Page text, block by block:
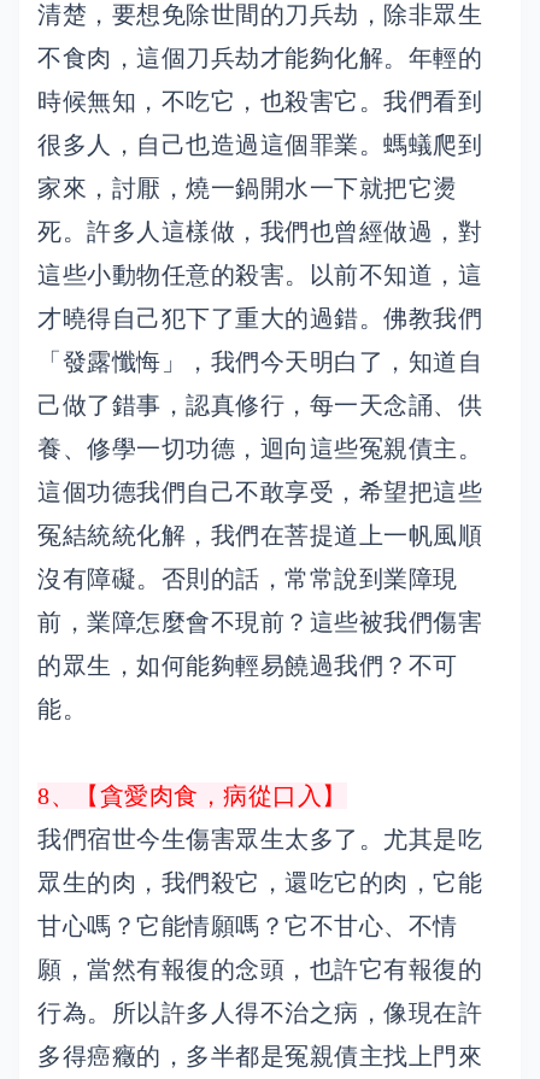
清楚，要想免除世間的刀兵劫，除非眾生
不食肉，這個刀兵劫才能夠化解。年輕的
時候無知，不吃它，也殺害它。我們看到
很多人，自己也造過這個罪業。螞蟻爬到
家來，討厭，燒一鍋開水一下就把它燙
死。許多人這樣做，我們也曾經做過，對
這些小動物任意的殺害。以前不知道，這
才曉得自己犯下了重大的過錯。佛教我們
「發露懺悔」，我們今天明白了，知道自
己做了錯事，認真修行，每一天念誦、供
養、修學一切功德，迴向這些冤親債主。
這個功德我們自己不敢享受，希望把這些
冤結統統化解，我們在菩提道上一帆風順
沒有障礙。否則的話，常常說到業障現
前，業障怎麼會不現前？這些被我們傷害
的眾生，如何能夠輕易饒過我們？不可
能。
8、【貪愛肉食，病從口入】
我們宿世今生傷害眾生太多了。尤其是吃
眾生的肉，我們殺它，還吃它的肉，它能
甘心嗎？它能情願嗎？它不甘心、不情
願，當然有報復的念頭，也許它有報復的
行為。所以許多人得不治之病，像現在許
多得癌癥的，多半都是冤親債主找上門來